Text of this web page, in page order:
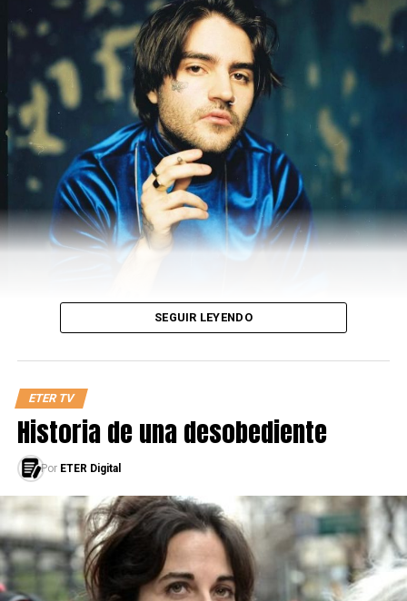
SEGUIR LEYENDO
ETER TV
Historia de una desobediente
Por ETER Digital